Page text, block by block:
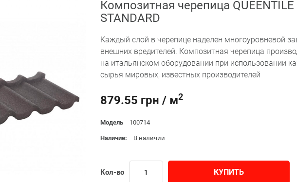
Композитная черепица QUEENTILE
STANDARD
Каждый слой в черепице наделен многоуровневой
внешних вредителей. Композитная черепица
на итальянском оборудовании при использовании
сырья мировых, известных производителей
879.55 грн / м2
Модель 100714
Наличие: В наличии
Кол-во КУПИТЬ